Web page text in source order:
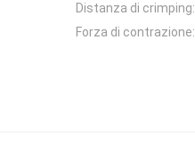
Distanza di crimping:
Forza di contrazione: